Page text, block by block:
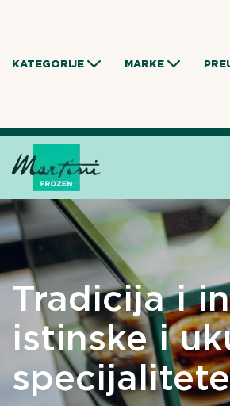
KATEGORIJE MARKE
Tradicija i
istinske i
specijalitete